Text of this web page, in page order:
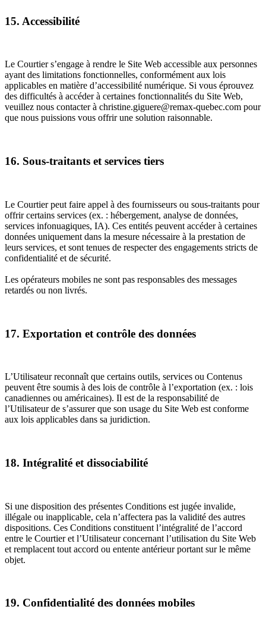
15. Accessibilité
Le Courtier s’engage à rendre le Site Web accessible aux personnes
ayant des limitations fonctionnelles, conformément aux lois
applicables en matière d’accessibilité numérique. Si vous éprouvez
des difficultés à accéder à certaines fonctionnalités du Site Web,
veuillez nous contacter à christine.giguere@remax-quebec.com pour
que nous puissions vous offrir une solution raisonnable.
16. Sous-traitants et services tiers
Le Courtier peut faire appel à des fournisseurs ou sous-traitants pour
offrir certains services (ex. : hébergement, analyse de données,
services infonuagiques, IA). Ces entités peuvent accéder à certaines
données uniquement dans la mesure nécessaire à la prestation de
leurs services, et sont tenues de respecter des engagements stricts de
confidentialité et de sécurité.
Les opérateurs mobiles ne sont pas responsables des messages
retardés ou non livrés.
17. Exportation et contrôle des données
L’Utilisateur reconnaît que certains outils, services ou Contenus
peuvent être soumis à des lois de contrôle à l’exportation (ex. : lois
canadiennes ou américaines). Il est de la responsabilité de
l’Utilisateur de s’assurer que son usage du Site Web est conforme
aux lois applicables dans sa juridiction.
18. Intégralité et dissociabilité
Si une disposition des présentes Conditions est jugée invalide,
illégale ou inapplicable, cela n’affectera pas la validité des autres
dispositions. Ces Conditions constituent l’intégralité de l’accord
entre le Courtier et l’Utilisateur concernant l’utilisation du Site Web
et remplacent tout accord ou entente antérieur portant sur le même
objet.
19. Confidentialité des données mobiles